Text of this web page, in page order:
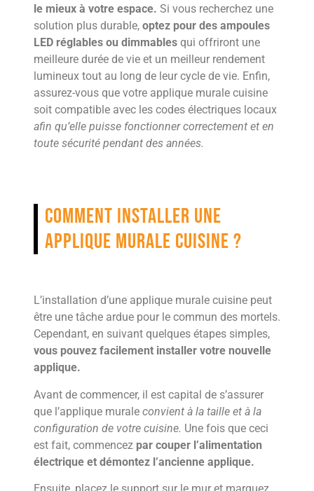
le mieux à votre espace. Si vous recherchez une
solution plus durable, optez pour des ampoules
LED réglables ou dimmables qui offriront une
meilleure durée de vie et un meilleur rendement
lumineux tout au long de leur cycle de vie. Enfin,
assurez-vous que votre applique murale cuisine
soit compatible avec les codes électriques locaux
afin qu’elle puisse fonctionner correctement et en
toute sécurité pendant des années.
Comment installer une
applique murale cuisine ?
L’installation d’une applique murale cuisine peut
être une tâche ardue pour le commun des mortels.
Cependant, en suivant quelques étapes simples,
vous pouvez facilement installer votre nouvelle
applique.
Avant de commencer, il est capital de s’assurer
que l’applique murale convient à la taille et à la
configuration de votre cuisine. Une fois que ceci
est fait, commencez par couper l’alimentation
électrique et démontez l’ancienne applique.